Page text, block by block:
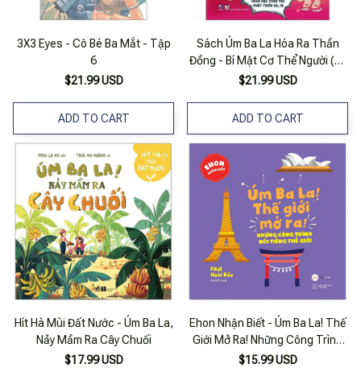
3X3 Eyes - Cô Bé Ba Mắt - Tập
6
$21.99 USD
ADD TO CART
Sách Úm Ba La Hóa Ra Thần
Đồng - Bí Mật Cơ Thể Người (6-
12 Tuổi)
$21.99 USD
ADD TO CART
Hít Hà Mùi Đất Nước - Úm Ba La,
Nảy Mầm Ra Cây Chuối
$17.99 USD
Ehon Nhận Biết - Úm Ba La! Thế
Giới Mở Ra! Những Công Trình
Nổi Tiếng Thế Giới (từ 0 - 3
$15.99 USD